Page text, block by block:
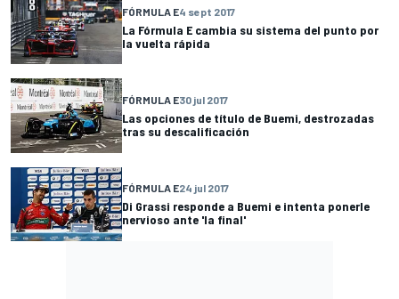
FÓRMULA E4 sept 2017
La Fórmula E cambia su sistema del punto por
la vuelta rápida
FÓRMULA E30 jul 2017
Las opciones de título de Buemi, destrozadas
tras su descalificación
FÓRMULA E24 jul 2017
Di Grassi responde a Buemi e intenta ponerle
nervioso ante 'la final'